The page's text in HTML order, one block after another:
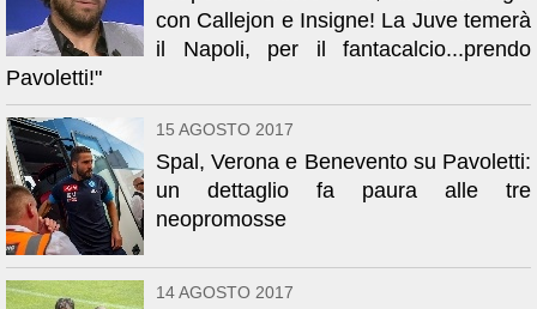
con Callejon e Insigne! La Juve temerà
il Napoli, per il fantacalcio...prendo
Pavoletti!"
15 AGOSTO 2017
Spal, Verona e Benevento su Pavoletti:
un dettaglio fa paura alle tre
neopromosse
14 AGOSTO 2017